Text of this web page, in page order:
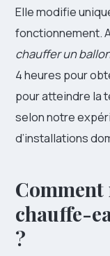
Elle modifie
fonctionnement.
chauffer un
4 heures pour
pour atteindre la
selon notre
d’installations
chauffe-
?